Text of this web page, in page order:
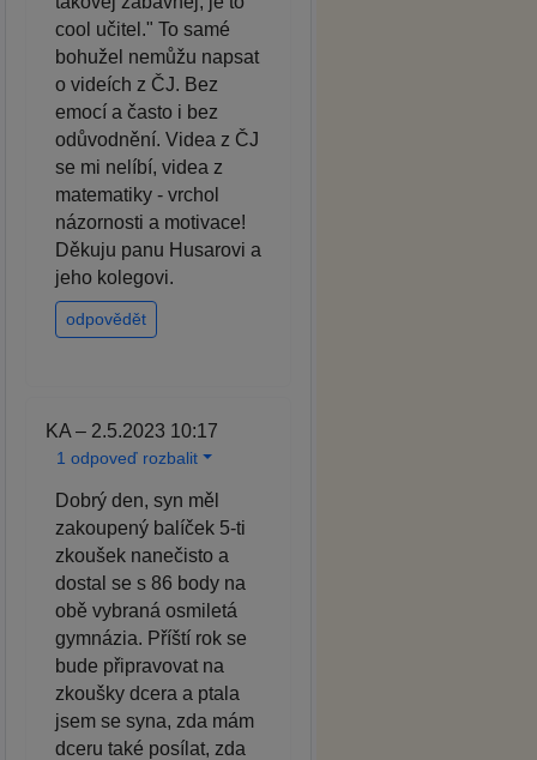
cool učitel." To samé
bohužel nemůžu napsat
o videích z ČJ. Bez
emocí a často i bez
odůvodnění. Videa z ČJ
se mi nelíbí, videa z
matematiky - vrchol
názornosti a motivace!
Děkuju panu Husarovi a
jeho kolegovi.
odpovědět
KA – 2.5.2023 10:17
1 odpoveď rozbalit
Dobrý den, syn měl
zakoupený balíček 5-ti
zkoušek nanečisto a
dostal se s 86 body na
obě vybraná osmiletá
gymnázia. Příští rok se
bude připravovat na
zkoušky dcera a ptala
jsem se syna, zda mám
dceru také posílat, zda